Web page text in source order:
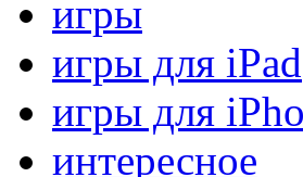
игры
игры для iPad
игры для
интересное